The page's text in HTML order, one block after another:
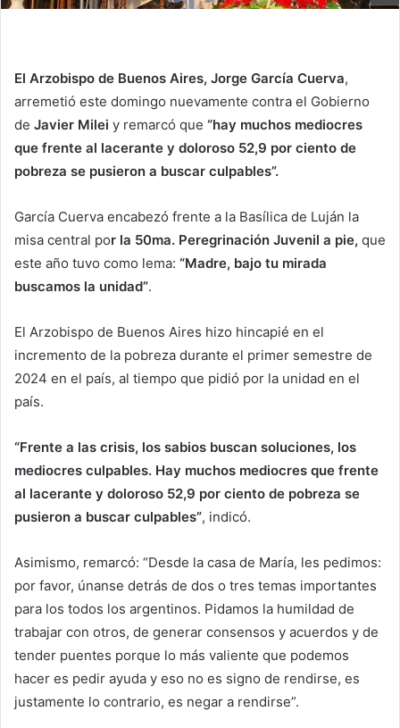
El Arzobispo de Buenos Aires, Jorge García Cuerva,
arremetió este domingo nuevamente contra el Gobierno
de Javier Milei y remarcó que “hay muchos mediocres
que frente al lacerante y doloroso 52,9 por ciento de
pobreza se pusieron a buscar culpables”.
García Cuerva encabezó frente a la Basílica de Luján la
misa central por la 50ma. Peregrinación Juvenil a pie, que
este año tuvo como lema: “Madre, bajo tu mirada
buscamos la unidad”.
El Arzobispo de Buenos Aires hizo hincapié en el
incremento de la pobreza durante el primer semestre de
2024 en el país, al tiempo que pidió por la unidad en el
país.
“Frente a las crisis, los sabios buscan soluciones, los
mediocres culpables. Hay muchos mediocres que frente
al lacerante y doloroso 52,9 por ciento de pobreza se
pusieron a buscar culpables”, indicó.
Asimismo, remarcó: “Desde la casa de María, les pedimos:
por favor, únanse detrás de dos o tres temas importantes
para los todos los argentinos. Pidamos la humildad de
trabajar con otros, de generar consensos y acuerdos y de
tender puentes porque lo más valiente que podemos
hacer es pedir ayuda y eso no es signo de rendirse, es
justamente lo contrario, es negar a rendirse”.